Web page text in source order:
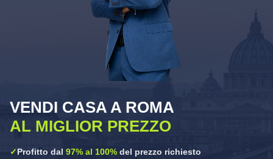
VENDI CASA A ROMA
AL MIGLIOR PREZZO
✓Profitto dal 97% al 100% del prezzo richiesto